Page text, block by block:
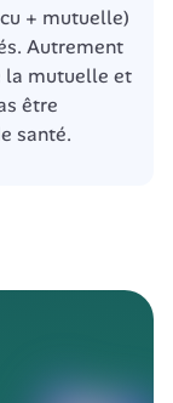
+ mutuelle)
Autrement
la mutuelle et
être
santé.